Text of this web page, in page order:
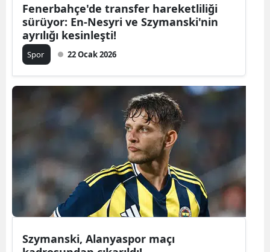
Denizli
Elazığ
Erzincan
Erzurum
Fenerbahçe'de transfer hareketliliği
sürüyor: En-Nesyri ve Szymanski'nin
ayrılığı kesinleşti!
Spor 22 Ocak 2026
Szymanski, Alanyaspor maçı